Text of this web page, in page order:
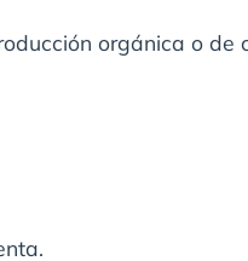
orgánica o de